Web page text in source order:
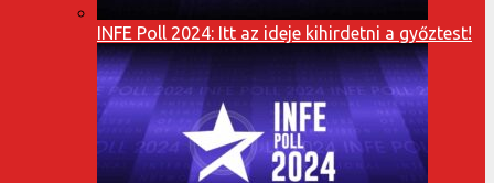
INFE Poll 2024: Itt az ideje kihirdetni a győztest!